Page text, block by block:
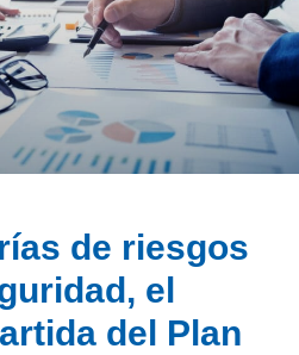
de riesgos
el
del Plan